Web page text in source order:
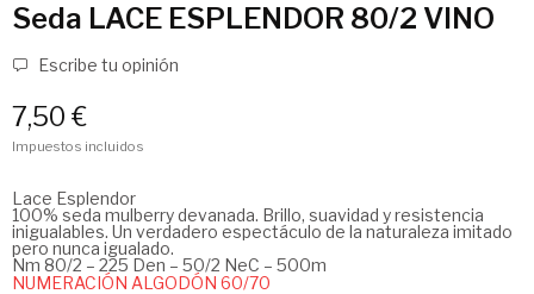
Seda LACE ESPLENDOR 80/2 VINO
Escribe tu opinión
7,50 €
Impuestos incluidos
Lace Esplendor
100% seda mulberry devanada. Brillo, suavidad y resistencia
inigualables. Un verdadero espectáculo de la naturaleza imitado
pero nunca igualado.
Nm 80/2 – 225 Den – 50/2 NeC – 500m
NUMERACIÓN ALGODÓN 60/70